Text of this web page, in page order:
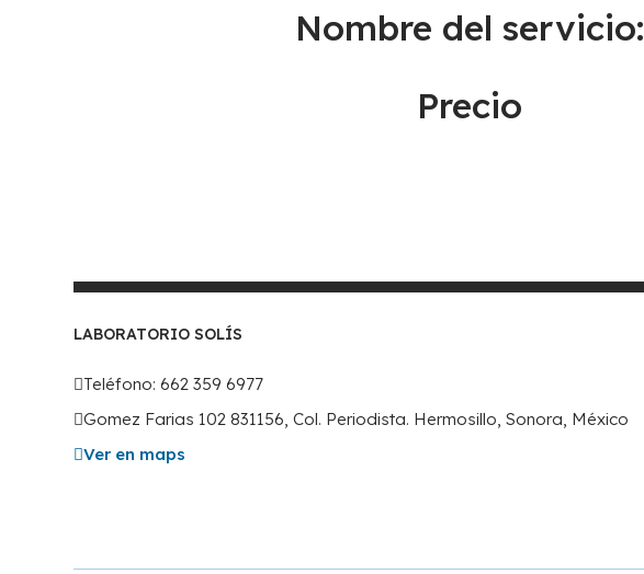
Nombre del servicio:
Precio
LABORATORIO SOLÍS
Teléfono: 662 359 6977
Gomez Farias 102 831156, Col. Periodista. Hermosillo, Sonora, México
Ver en maps